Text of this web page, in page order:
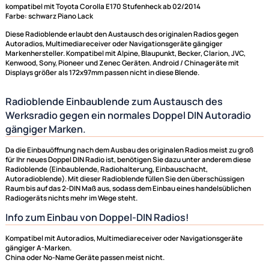
DIN Autoradios
kompatibel mit Toyota Corolla E170 Stufenheck ab 02/2014
Farbe: schwarz Piano Lack
Diese Radioblende erlaubt den Austausch des originalen Radios gegen
Autoradios, Multimediareceiver oder Navigationsgeräte gängiger
Markenhersteller. Kompatibel mit Alpine, Blaupunkt, Becker, Clarion,
Kenwood, Sony, Pioneer und Zenec Geräten. Android / Chinageräte mit
Displays größer als 172x97mm passen nicht in diese Blende.
Radioblende Einbaublende zum Austausch des
Werksradio gegen ein normales Doppel DIN
gängiger Marken.